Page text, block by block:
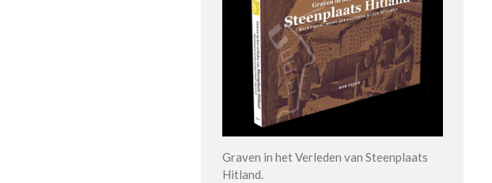
Graven in het Verleden van Steenplaats
Hitland.